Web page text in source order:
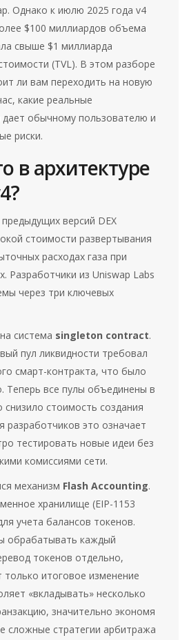
Однако к июлю 2025 года v4
$100 миллиардов объема
свыше $1 миллиарда
(TVL). В этом разборе
ли вам переходить на новую
какие реальные
обычному пользователю и
риски.
в архитектуре
версий DEX
стоимости развертывания
расходах газа при
Разработчики изUniswap Labs
через три ключевых
система singleton contract.
пул ликвидности требовал
смарт-контракта, что было
Теперь все пулы объединены в
снизило стоимость создания
разработчиков это означает
тестировать новые идеи без
комиссиями сети.
механизм Flash Accounting.
хранилище (EIP-1153
учета балансов токенов.
обрабатывать каждый
токенов отдельно,
только итоговое изменение
«вкладывать» несколько
значительно экономя
сложные стратегии арбитража